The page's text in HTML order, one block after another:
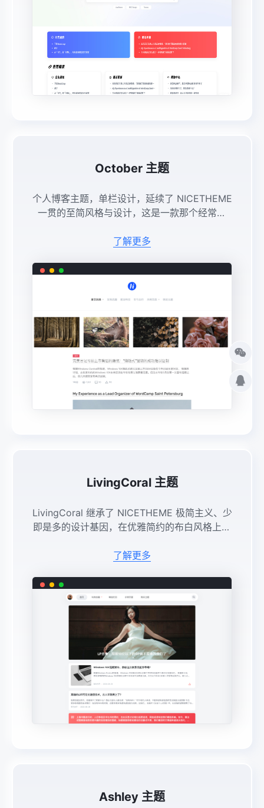
October 主题
个人博客主题，单栏设计，延续了 NICETHEME
一贯的至简风格与设计，这是一款那个经常写
评论，让朋友间的留言更简单快速。 ...
了解更多
LivingCoral 主题
LivingCoral 继承了 NICETHEME 极简主义、少
即是多的设计基因，在优雅简约的布白风格上精
细节准备的微交互，都让所有的平凡变得不平
了解更多
Ashley 主题